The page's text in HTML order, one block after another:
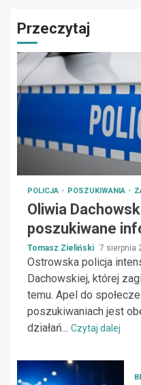
Przeczytaj
POLICJA POSZUKIWANIA
Oliwia
poszukiwane
Tomasz Zieliński 7 sierpnia
Ostrowska policja
Dachowskiej, której
temu. Apel do
poszukiwaniach jest
działań... Czytaj dalej